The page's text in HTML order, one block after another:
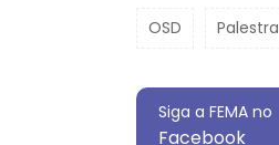
OSD Palestra
Siga a FEMA no
Facebook